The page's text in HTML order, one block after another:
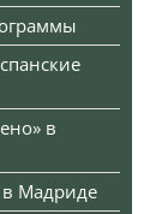
в
в Мадриде